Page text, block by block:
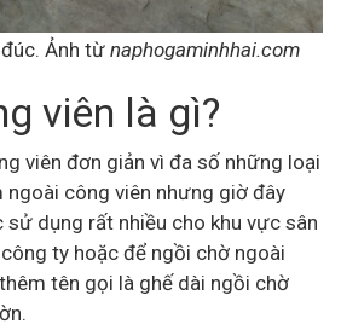
Ảnh từ naphogaminhhai.com
viên là gì?
viên đơn giản vì đa số những loại
ngoài công viên nhưng giờ đây
dụng rất nhiều cho khu vực sân
ty hoặc để ngồi chờ ngoài
tên gọi là ghế dài ngồi chờ